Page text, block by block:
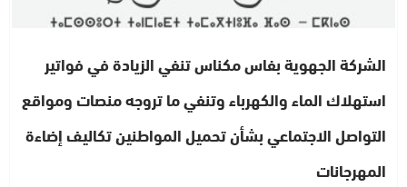
الشركة الجهوية بفاس مكناس تنفي الزيادة في فواتير
استهلاك الماء والكهرباء وتنفي ما تروجه منصات ومواقع
التواصل الاجتماعي بشأن تحميل المواطنين تكاليف إضاءة
المهرجانات